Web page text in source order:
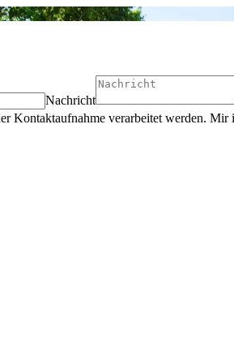
Nachricht
Kontaktaufnahme verarbeitet werden.